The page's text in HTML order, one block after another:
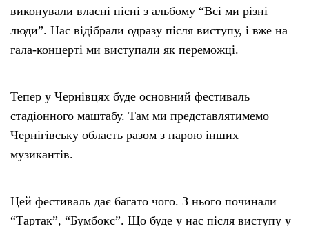
виконували власні пісні з альбому “Всі ми різні
люди”. Нас відібрали одразу після виступу, і вже на
гала-концерті ми виступали як переможці.
Тепер у Чернівцях буде основний фестиваль
стадіонного маштабу. Там ми представлятимемо
Чернігівську область разом з парою інших
музикантів.
Цей фестиваль дає багато чого. З нього починали
“Тартак”, “Бумбокс”. Що буде у нас після виступу у